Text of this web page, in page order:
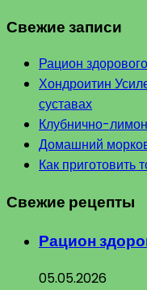
Свежие записи
Рацион
Хондроитин
суставах
Клубнично-
Домашний
Как приготовить
Свежие рецепты
Рацион
05.05.2026